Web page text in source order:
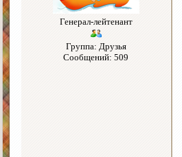
Генерал-лейтенант
Группа: Друзья
Сообщений: 509